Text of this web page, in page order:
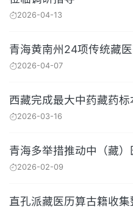
2026-04-13
青海黄南州24项传统藏
2026-04-07
西藏完成最大中药藏药
2026-03-16
青海多举措推动中（藏
2026-02-09
直孔派藏医历算古籍收集